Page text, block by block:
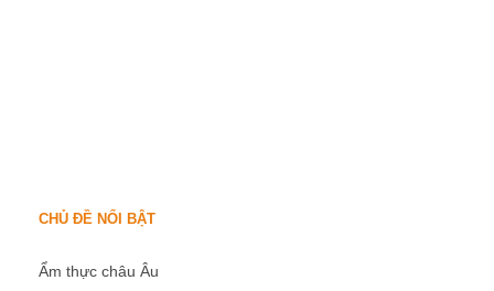
CHỦ ĐỀ NỔI BẬT
Ẩm thực châu Âu